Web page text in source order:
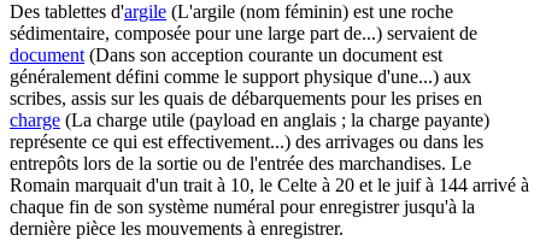
Des tablettes d'argile (L'argile (nom féminin) est une roche
sédimentaire, composée pour une large part de...) servaient de
document(Dans son acception courante un document est
généralement défini comme le support physique d'une...) aux
scribes, assis sur les quais de débarquements pour les prises en
charge (La charge utile (payload en anglais ; la charge payante)
représente ce qui est effectivement...) des arrivages ou dans les
entrepôts lors de la sortie ou de l'entrée des marchandises. Le
Romain marquait d'un trait à 10, le Celte à 20 et le juif à 144 arrivé à
chaque fin de son système numéral pour enregistrer jusqu'à la
dernière pièce les mouvements à enregistrer.